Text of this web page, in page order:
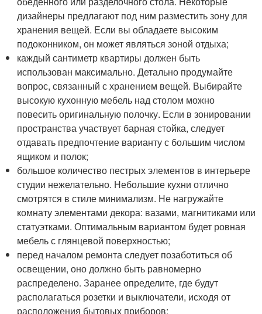
дизайнеры предлагают под ним разместить зону для
хранения вещей. Если вы обладаете высоким
подоконником, он может являться зоной отдыха;
каждый сантиметр квартиры должен быть
использован максимально. Детально продумайте
вопрос, связанный с хранением вещей. Выбирайте
высокую кухонную мебель над столом можно
повесить оригинальную полочку. Если в зонировании
пространства участвует барная стойка, следует
отдавать предпочтение варианту с большим числом
ящиком и полок;
большое количество пестрых элементов в интерьере
студии нежелательно. Небольшие кухни отлично
смотрятся в стиле минимализм. Не нагружайте
комнату элементами декора: вазами, магнитиками или
статуэтками. Оптимальным вариантом будет ровная
мебель с глянцевой поверхностью;
перед началом ремонта следует позаботиться об
освещении, оно должно быть равномерно
распределено. Заранее определите, где будут
располагаться розетки и выключатели, исходя от
расположения бытовых приборов;